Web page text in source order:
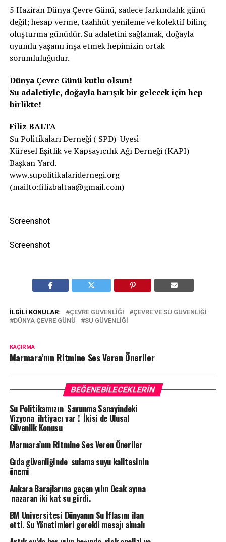
5 Haziran Dünya Çevre Günü, sadece farkındalık günü
değil; hesap verme, taahhüt yenileme ve kolektif bilinç
oluşturma günüdür. Su adaletini sağlamak, doğayla
uyumlu yaşamı inşa etmek hepimizin ortak
sorumluluğudur.
Dünya Çevre Günü kutlu olsun!
Su adaletiyle, doğayla barışık bir gelecek için hep
birlikte!
Filiz BALTA
Su Politikaları Derneği ( SPD) Üyesi
Küresel Eşitlik ve Kapsayıcılık Ağı Derneği (KAPI)
Başkan Yard.
www.supolitikalaridernegi.org
(mailto:filizbaltaa@gmail.com)
Screenshot
Screenshot
İLGILI KONULAR: ÇEVRE GÜVENLIĞI
ÇEVRE VE SU GÜVENLIĞI
DÜNYA ÇEVRE GÜNÜ
SU GÜVENLIĞI
KAÇIRMA
Marmara’nın Ritmine Ses Veren Öneriler
BEĞENEBILECEKLERIN
Su Politikamızın Savunma Sanayindeki
Vizyona ihtiyacı var ! İkisi de Ulusal
Güvenlik Konusu
Marmara’nın Ritmine Ses Veren Öneriler
Gıda güvenliğinde sulama suyu kalitesinin
önemi
Ankara Barajlarına geçen yılın Ocak ayına
nazaran iki kat su girdi.
BM Üniversitesi Dünyanın Su İflasını ilan
etti. Su Yönetimleri gerekli mesajı almalı